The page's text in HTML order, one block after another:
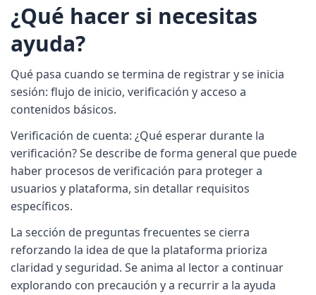
¿Qué hacer si necesitas
ayuda?
Qué pasa cuando se termina de registrar y se inicia
sesión: flujo de inicio, verificación y acceso a
contenidos básicos.
Verificación de cuenta: ¿Qué esperar durante la
verificación? Se describe de forma general que puede
haber procesos de verificación para proteger a
usuarios y plataforma, sin detallar requisitos
específicos.
La sección de preguntas frecuentes se cierra
reforzando la idea de que la plataforma prioriza
claridad y seguridad. Se anima al lector a continuar
explorando con precaución y a recurrir a la ayuda